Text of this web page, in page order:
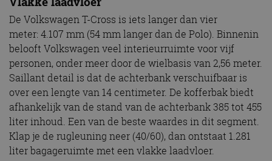
De Volkswagen T-Cross is iets langer dan vier
meter: 4.107 mm (54 mm langer dan de Polo). Binnenin
belooft Volkswagen veel interieurruimte voor vijf
personen, onder meer door de wielbasis van 2,56 meter.
Saillant detail is dat de achterbank verschuifbaar is
over een lengte van 14 centimeter. De kofferbak biedt
afhankelijk van de stand van de achterbank 385 tot 455
liter inhoud. Een van de beste waardes in dit segment.
Klap je de rugleuning neer (40/60), dan ontstaat 1.281
liter bagageruimte met een vlakke laadvloer.